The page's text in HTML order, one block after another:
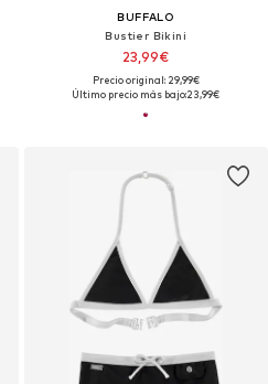
BUFFALO
Bustier Bikini
23,99€
Precio original: 29,99€
Último precio más bajo:23,99€